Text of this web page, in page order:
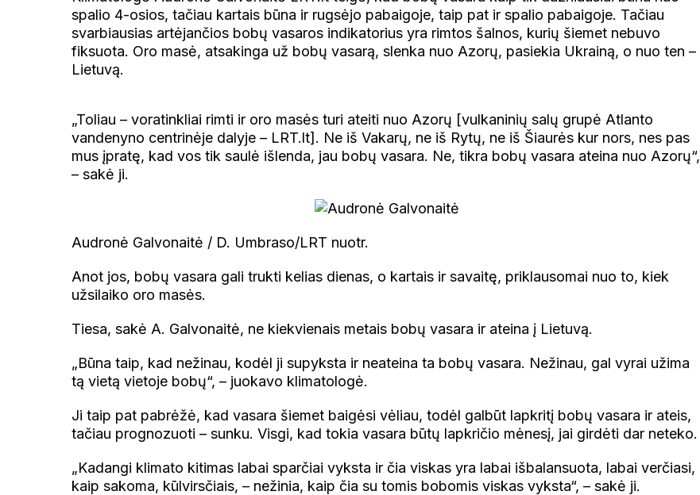
spalio 4-osios, tačiau kartais būna ir rugsėjo pabaigoje, taip pat ir spalio pabaigoje. Tačiau
svarbiausias artėjančios bobų vasaros indikatorius yra rimtos šalnos, kurių šiemet nebuvo
fiksuota. Oro masė, atsakinga už bobų vasarą, slenka nuo Azorų, pasiekia Ukrainą, o nuo ten –
Lietuvą.
„Toliau – voratinkliai rimti ir oro masės turi ateiti nuo Azorų [vulkaninių salų grupė Atlanto
vandenyno centrinėje dalyje – LRT.lt]. Ne iš Vakarų, ne iš Rytų, ne iš Šiaurės kur nors, nes pas
mus įpratę, kad vos tik saulė išlenda, jau bobų vasara. Ne, tikra bobų vasara ateina nuo Azorų“,
– sakė ji.
Audronė Galvonaitė / D. Umbraso/LRT nuotr.
Anot jos, bobų vasara gali trukti kelias dienas, o kartais ir savaitę, priklausomai nuo to, kiek
užsilaiko oro masės.
Tiesa, sakė A. Galvonaitė, ne kiekvienais metais bobų vasara ir ateina į Lietuvą.
„Būna taip, kad nežinau, kodėl ji supyksta ir neateina ta bobų vasara. Nežinau, gal vyrai užima
tą vietą vietoje bobų“, – juokavo klimatologė.
Ji taip pat pabrėžė, kad vasara šiemet baigėsi vėliau, todėl galbūt lapkritį bobų vasara ir ateis,
tačiau prognozuoti – sunku. Visgi, kad tokia vasara būtų lapkričio mėnesį, jai girdėti dar neteko.
„Kadangi klimato kitimas labai sparčiai vyksta ir čia viskas yra labai išbalansuota, labai verčiasi,
kaip sakoma, kūlvirsčiais, – nežinia, kaip čia su tomis bobomis viskas vyksta“, – sakė ji.